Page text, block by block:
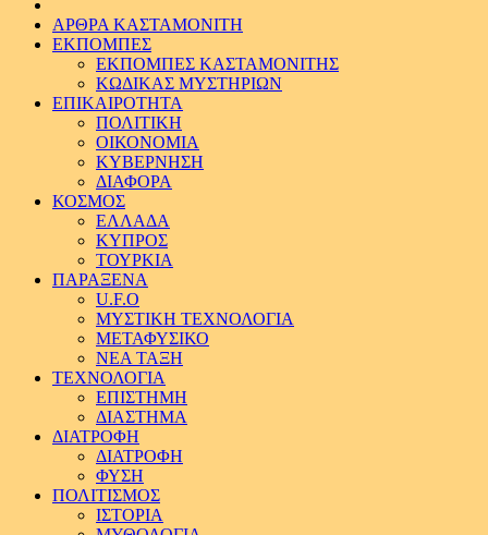
ΑΡΘΡΑ ΚΑΣΤΑΜΟΝΙΤΗ
ΕΚΠΟΜΠΕΣ
ΕΚΠΟΜΠΕΣ ΚΑΣΤΑΜΟΝΙΤΗΣ
ΚΩΔΙΚΑΣ ΜΥΣΤΗΡΙΩΝ
ΕΠΙΚΑΙΡΟΤΗΤΑ
ΠΟΛΙΤΙΚΗ
ΟΙΚΟΝΟΜΙΑ
ΚΥΒΕΡΝΗΣΗ
ΔΙΑΦΟΡΑ
ΚΟΣΜΟΣ
ΕΛΛΑΔΑ
ΚΥΠΡΟΣ
ΤΟΥΡΚΙΑ
ΠΑΡΑΞΕΝΑ
U.F.O
ΜΥΣΤΙΚΗ ΤΕΧΝΟΛΟΓΙΑ
ΜΕΤΑΦΥΣΙΚΟ
ΝΕΑ ΤΑΞΗ
ΤΕΧΝΟΛΟΓΙΑ
ΕΠΙΣΤΗΜΗ
ΔΙΑΣΤΗΜΑ
ΔΙΑΤΡΟΦΗ
ΔΙΑΤΡΟΦΗ
ΦΥΣΗ
ΠΟΛΙΤΙΣΜΟΣ
ΙΣΤΟΡΙΑ